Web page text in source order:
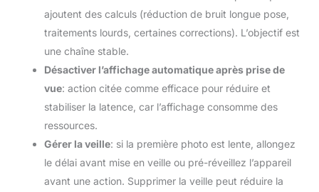
ajoutent des calculs (réduction de bruit longue pose,
traitements lourds, certaines corrections). L’objectif est
une chaîne stable.
Désactiver l’affichage automatique après prise de
vue: action citée comme efficace pour réduire et
stabiliser la latence, car l’affichage consomme des
ressources.
Gérer la veille: si la première photo est lente, allongez
le délai avant mise en veille ou pré-réveillez l’appareil
avant une action. Supprimer la veille peut réduire la